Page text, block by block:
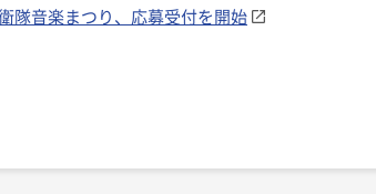
隊音楽まつり、応募受付を開始